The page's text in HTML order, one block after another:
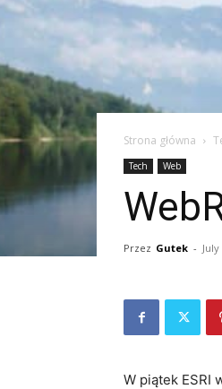
Strona główna
Tech Web
Przez Gutek - July
W piątek ESRI